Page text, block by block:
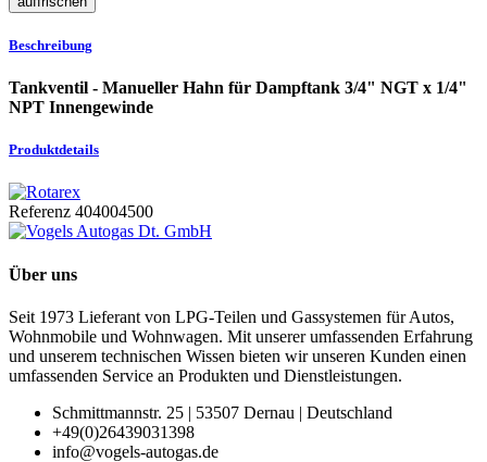
Beschreibung
Tankventil - Manueller Hahn für Dampftank 3/4" NGT x 1/4"
NPT Innengewinde
Produktdetails
Referenz 404004500
Über uns
Seit 1973 Lieferant von LPG-Teilen und Gassystemen für Autos,
Wohnmobile und Wohnwagen. Mit unserer umfassenden Erfahrung
und unserem technischen Wissen bieten wir unseren Kunden einen
umfassenden Service an Produkten und Dienstleistungen.
Schmittmannstr. 25 | 53507 Dernau | Deutschland
+49(0)26439031398
info@vogels-autogas.de